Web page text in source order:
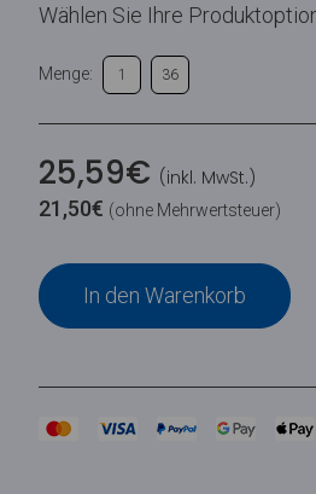
Wählen Sie Ihre
Menge: 1 36
25,59€ (inkl. MwSt.)
21,50€ (ohne Mehrwertsteuer)
In den Warenkorb